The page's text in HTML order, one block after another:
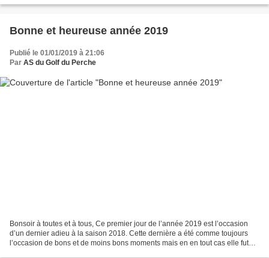
Bonne et heureuse année 2019
Publié le 01/01/2019 à 21:06
Par AS du Golf du Perche
Bonsoir à toutes et à tous, Ce premier jour de l’année 2019 est l’occasion
d’un dernier adieu à la saison 2018. Cette dernière a été comme toujours
l’occasion de bons et de moins bons moments mais en en tout cas elle fut